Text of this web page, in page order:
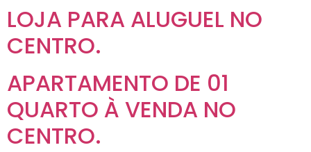
LOJA PARA ALUGUEL NO
CENTRO.
APARTAMENTO DE 01
QUARTO À VENDA NO
CENTRO.